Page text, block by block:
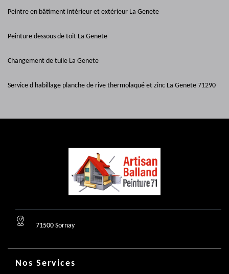
Peintre en bâtiment intérieur et extérieur La Genete
Peinture dessous de toit La Genete
Changement de tuile La Genete
Service d'habillage planche de rive thermolaqué et zinc La Genete 71290
71500 Sornay
Nos Services